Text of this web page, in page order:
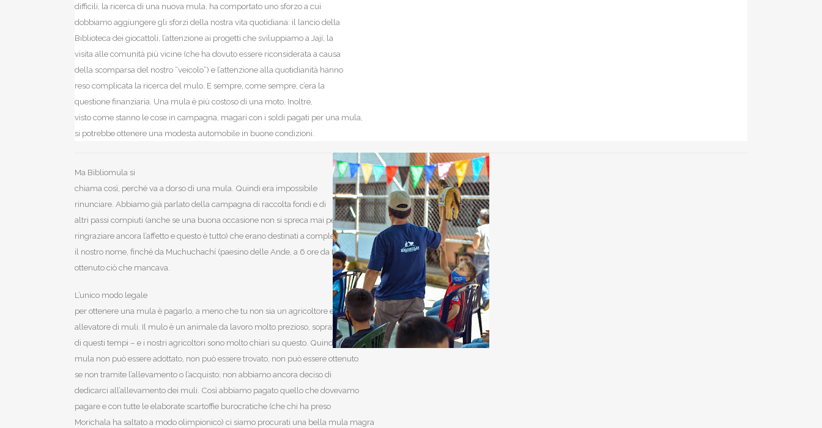
difficili, la ricerca di una nuova mula, ha comportato uno sforzo a cui
dobbiamo aggiungere gli sforzi della nostra vita quotidiana: il lancio della
Biblioteca dei giocattoli, l’attenzione ai progetti che sviluppiamo a Jají, la
visita alle comunità più vicine (che ha dovuto essere riconsiderata a causa
della scomparsa del nostro “veicolo”) e l’attenzione alla quotidianità hanno
reso complicata la ricerca del mulo. E sempre, come sempre, c’era la
questione finanziaria. Una mula è più costoso di una moto. Inoltre,
visto come stanno le cose in campagna, magari con i soldi pagati per una mula,
si potrebbe ottenere una modesta automobile in buone condizioni.
Ma Bibliomula si
chiama così, perché va a dorso di una mula. Quindi era impossibile
rinunciare. Abbiamo già parlato della campagna di raccolta fondi e di
altri passi compiuti (anche se una buona occasione non si spreca mai per
ringraziare ancora l’affetto e questo è tutto) che erano destinati a completare
il nostro nome, finché da Muchuchachí (paesino delle Ande, a 6 ore da Merids) abbiamo
ottenuto ciò che mancava.
L’unico modo legale
per ottenere una mula è pagarlo, a meno che tu non sia un agricoltore e
allevatore di muli. Il mulo è un animale da lavoro molto prezioso, soprattutto
di questi tempi – e i nostri agricoltori sono molto chiari su questo. Quindi una
mula non può essere adottato, non può essere trovato, non può essere ottenuto
se non tramite l’allevamento o l’acquisto; non abbiamo ancora deciso di
dedicarci all’allevamento dei muli. Così abbiamo pagato quello che dovevamo
pagare e con tutte le elaborate scartoffie burocratiche (che chi ha preso
Morichala ha saltato a modo olimpionico) ci siamo procurati una bella mula magra